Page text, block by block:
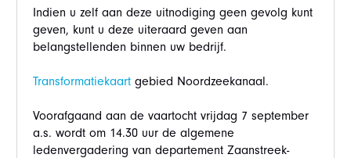
Indien u zelf aan deze uitnodiging geen gevolg kunt
geven, kunt u deze uiteraard geven aan
belangstellenden binnen uw bedrijf.
Transformatiekaart gebied Noordzeekanaal.
Voorafgaand aan de vaartocht vrijdag 7 september
a.s. wordt om 14.30 uur de algemene
ledenvergadering van departement Zaanstreek-